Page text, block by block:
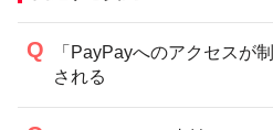
「PayPayへのアクセスが
される